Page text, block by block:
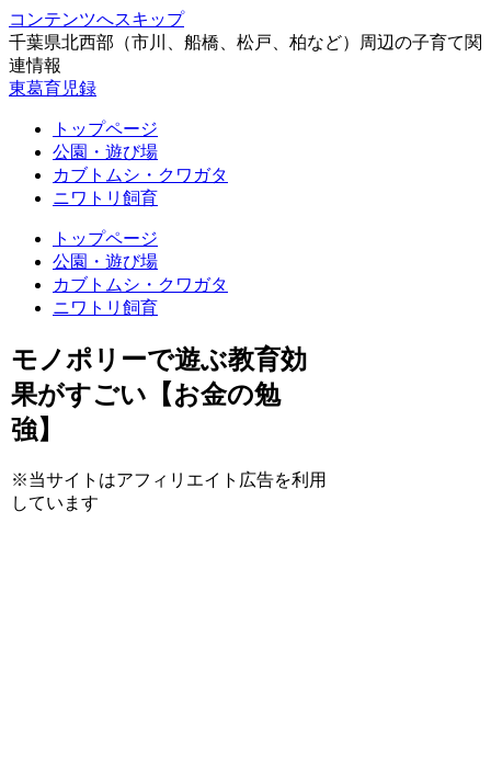
コンテンツへスキップ
千葉県北西部（市川、船橋、松戸、柏など）周辺の子育て関
連情報
東葛育児録
トップページ
公園・遊び場
カブトムシ・クワガタ
ニワトリ飼育
トップページ
公園・遊び場
カブトムシ・クワガタ
ニワトリ飼育
モノポリーで遊ぶ教育効
果がすごい【お金の勉
強】
※当サイトはアフィリエイト広告を利用
しています